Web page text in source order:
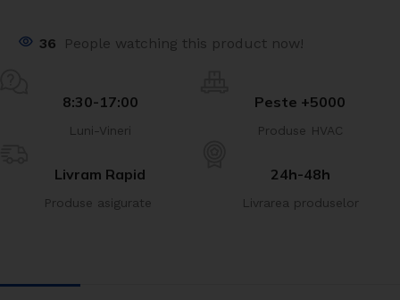
36 People watching this product now!
8:30-17:00
Luni-Vineri
Peste +5000
Produse HVAC
Livram Rapid
Produse asigurate
24h-48h
Livrarea produselor